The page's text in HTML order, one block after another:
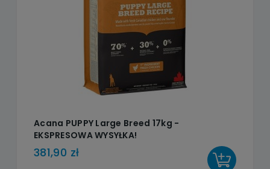
Acana PUPPY Large Breed 17kg -
EKSPRESOWA WYSYŁKA!
381,90 zł